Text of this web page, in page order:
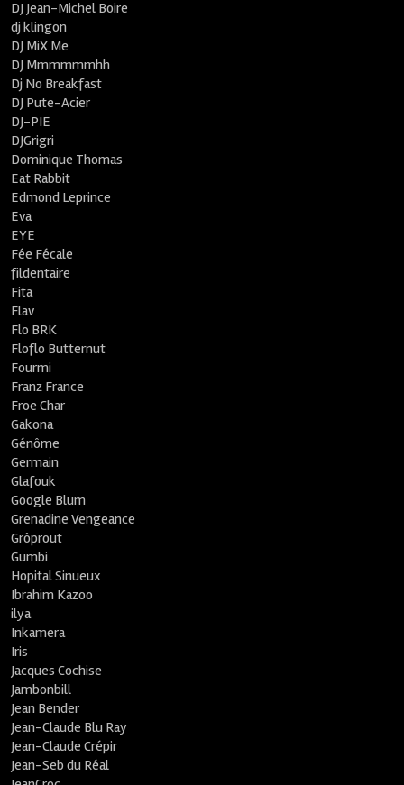
DJ Jean-Michel Boire
dj klingon
DJ MiX Me
DJ Mmmmmmhh
Dj No Breakfast
DJ Pute-Acier
DJ-PIE
DJGrigri
Dominique Thomas
Eat Rabbit
Edmond Leprince
Eva
EYE
Fée Fécale
fildentaire
Fita
Flav
Flo BRK
Floflo Butternut
Fourmi
Franz France
Froe Char
Gakona
Génôme
Germain
Glafouk
Google Blum
Grenadine Vengeance
Grôprout
Gumbi
Hopital Sinueux
Ibrahim Kazoo
ilya
Inkamera
Iris
Jacques Cochise
Jambonbill
Jean Bender
Jean-Claude Blu Ray
Jean-Claude Crépir
Jean-Seb du Réal